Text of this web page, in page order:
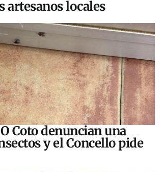
artesanos locales
Coto denuncian una
y el Concello pide